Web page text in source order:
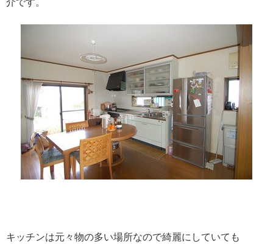
キッチンは元々物の多い場所なので綺麗にしていても